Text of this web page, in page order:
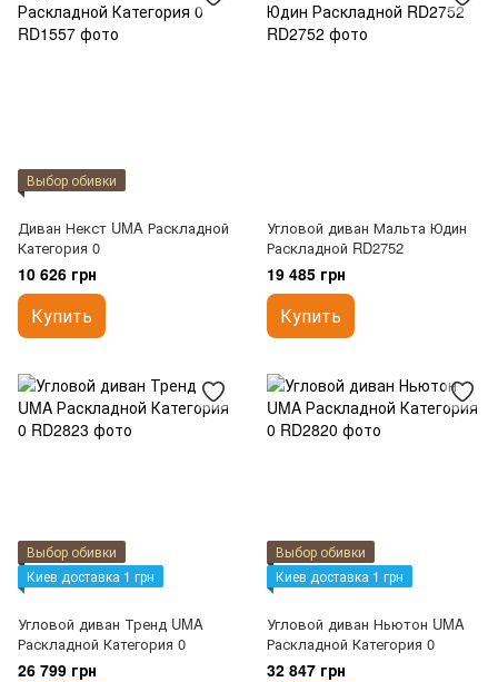
Выбор обивки
Диван Некст UMA Раскладной
Категория 0
10 626 грн
Купить
Угловой диван Мальта Юдин
Раскладной RD2752
19 485 грн
Купить
Выбор обивки
Киев доставка 1 грн
Угловой диван Тренд UMA
Раскладной Категория 0
26 799 грн
Выбор обивки
Киев доставка 1 грн
Угловой диван Ньютон UMA
Раскладной Категория 0
32 847 грн